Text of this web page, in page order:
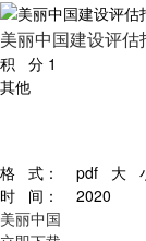
美丽中国建设评
积 分 1
其他
格 式： pdf 大
时 间：
2020
美丽中国